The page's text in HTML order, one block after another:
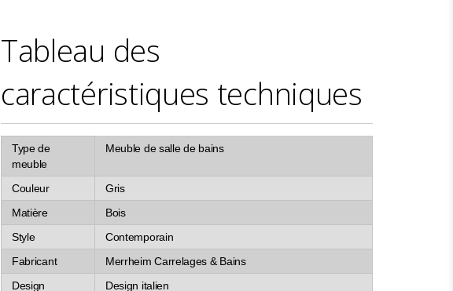
Tableau des
caractéristiques techniques
Type de
meuble
Meuble de salle de bains
Couleur
Gris
Matière
Bois
Style
Contemporain
Fabricant
Merrheim Carrelages & Bains
Design
Design italien